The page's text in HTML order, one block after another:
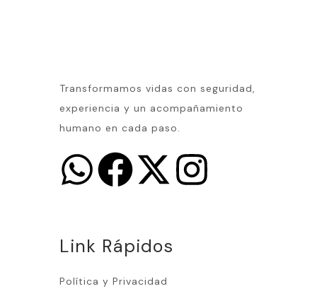
Transformamos vidas con seguridad,
experiencia y un acompañamiento
humano en cada paso.
Link Rápidos
Política y Privacidad